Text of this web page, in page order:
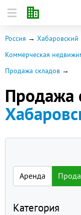
Россия
Хабаровский
Коммерческая
Продажа складов
Продажа
Аренда
Категория